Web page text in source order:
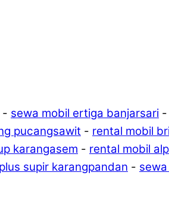
- sewa mobil ertiga banjarsari -
pucangsawit - rental mobil
karangasem - rental mobil
supir karangpandan -